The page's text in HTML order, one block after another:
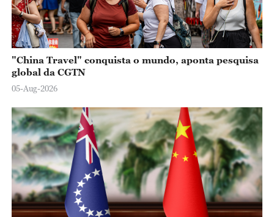
"China Travel" conquista o mundo, aponta pesquisa
global da CGTN
05-Aug-2026